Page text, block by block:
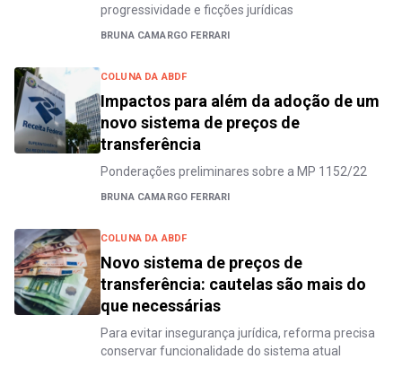
progressividade e ficções jurídicas
BRUNA CAMARGO FERRARI
COLUNA DA ABDF
Impactos para além da adoção de um
novo sistema de preços de
transferência
Ponderações preliminares sobre a MP 1152/22
BRUNA CAMARGO FERRARI
COLUNA DA ABDF
Novo sistema de preços de
transferência: cautelas são mais do
que necessárias
Para evitar insegurança jurídica, reforma precisa
conservar funcionalidade do sistema atual